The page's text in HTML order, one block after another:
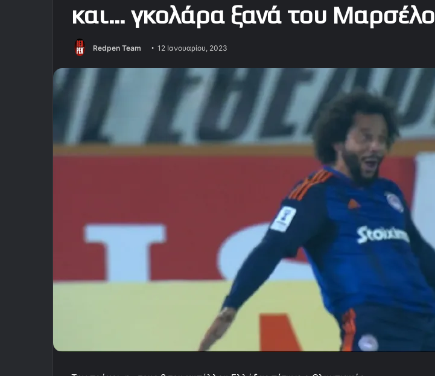
και… γκολάρα ξανά του Μαρσέλο
Redpen Team 12 Ιανουαρίου, 2023